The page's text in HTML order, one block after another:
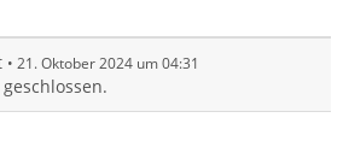
21. Oktober 2024 um 04:31